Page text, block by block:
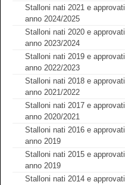
Stalloni nati 2021 e approvati
anno 2024/2025
Stalloni nati 2020 e approvati
anno 2023/2024
Stalloni nati 2019 e approvati
anno 2022/2023
Stalloni nati 2018 e approvati
anno 2021/2022
Stalloni nati 2017 e approvati
anno 2020/2021
Stalloni nati 2016 e approvati
anno 2019
Stalloni nati 2015 e approvati
anno 2019
Stalloni nati 2014 e approvati